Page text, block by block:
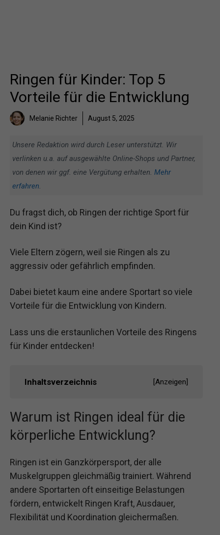
Ringen für Kinder: Top 5
Vorteile für die Entwicklung
Melanie Richter August 5, 2025
Unsere Redaktion wird durch Leser unterstützt. Wir
verlinken u.a. auf ausgewählte Online-Shops und Partner,
von denen wir ggf. eine Vergütung erhalten. Mehr
erfahren.
Du fragst dich, ob Ringen der richtige Sport für
dein Kind ist?
Viele Eltern zögern, weil sie Ringen als zu
aggressiv oder gefährlich empfinden.
Dabei bietet kaum eine andere Sportart so viele
Vorteile für die Entwicklung von Kindern.
Lass uns die erstaunlichen Vorteile des Ringens
für Kinder entdecken!
Inhaltsverzeichnis [Anzeigen]
Warum ist Ringen ideal für die
körperliche Entwicklung?
Ringen ist ein Ganzkörpersport, der alle
Muskelgruppen gleichmäßig trainiert. Während
andere Sportarten oft einseitige Belastungen
fördern, entwickelt Ringen Kraft, Ausdauer,
Flexibilität und Koordination gleichermaßen.